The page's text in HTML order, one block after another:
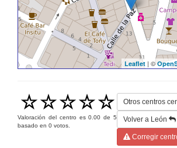
Leaflet | ©
Valoración del centro es0.00 de5
basado en 0 votos.
Otros centros
Volver a León
Corregir